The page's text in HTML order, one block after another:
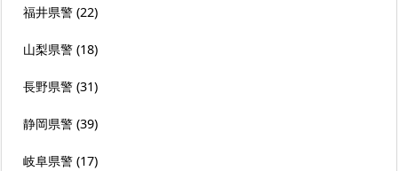
福井県警 (22)
山梨県警 (18)
長野県警 (31)
静岡県警 (39)
岐阜県警 (17)